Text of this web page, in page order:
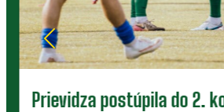
Prievidza postúpila do 2.